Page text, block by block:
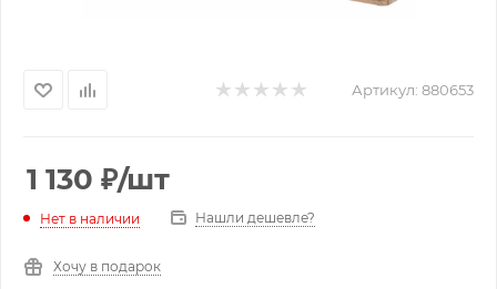
Артикул: 880653
1 130 ₽/шт
Нет в наличии Нашли дешевле?
Хочу в подарок